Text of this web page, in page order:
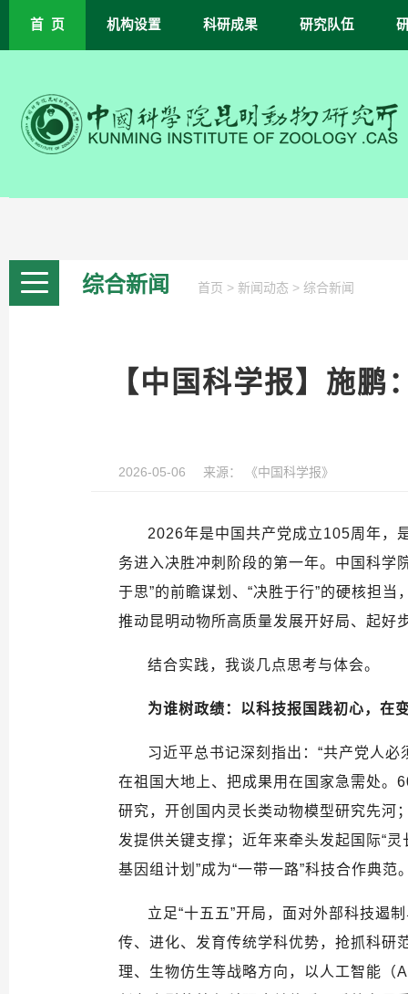
首 页 机构设置 科研成果 研究队伍
综合新闻 首页 > 新闻动态 > 综合新闻
【中国科学报】施
2026-05-06 来源： 《中国科学报》
2026年是中国共产党成立105周年，
务进入决胜冲刺阶段的第一年。中国科学
于思”的前瞻谋划、“决胜于行”的硬核担
推动昆明动物所高质量发展开好局、起好
结合实践，我谈几点思考与体会。
为谁树政绩：以科技报国践初心，在
习近平总书记深刻指出：“共产党人
在祖国大地上、把成果用在国家急需处。
研究，开创国内灵长类动物模型研究先河
发提供关键支撑；近年来牵头发起国际“
基因组计划”成为“一带一路”科技合作典范
立足“十五五”开局，面对外部科技遏
传、进化、发育传统学科优势，抢抓科研
理、生物仿生等战略方向，以人工智能（